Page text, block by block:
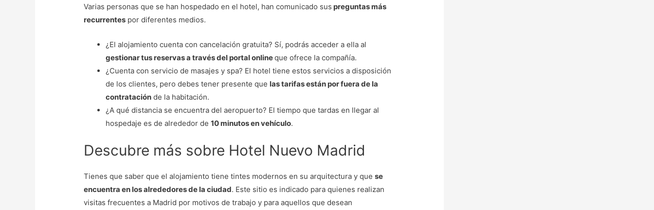
Varias personas que se han hospedado en el hotel, han comunicado sus preguntas más
recurrentes por diferentes medios.
¿El alojamiento cuenta con cancelación gratuita? Sí, podrás acceder a ella al
gestionar tus reservas a través del portal onlineque ofrece la compañía.
¿Cuenta con servicio de masajes y spa? El hotel tiene estos servicios a disposición
de los clientes, pero debes tener presente que las tarifas están por fuera de la
contratación de la habitación.
¿A qué distancia se encuentra del aeropuerto? El tiempo que tardas en llegar al
hospedaje es de alrededor de10 minutos en vehículo.
Descubre más sobre Hotel Nuevo Madrid
Tienes que saber que el alojamiento tiene tintes modernos en su arquitectura y quese
encuentra en los alrededores de la ciudad. Este sitio es indicado para quienes realizan
visitas frecuentes a Madrid por motivos de trabajo y para aquellos que desean